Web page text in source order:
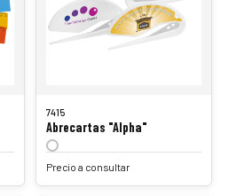
7415
Abrecartas "Alpha"
Precio a consultar